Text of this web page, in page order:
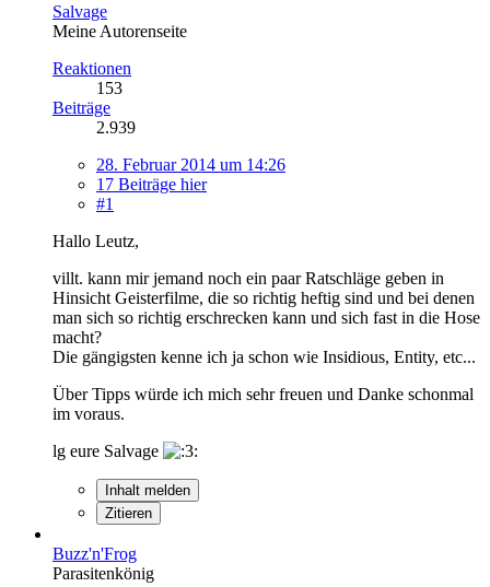
Salvage
Meine Autorenseite
Reaktionen
153
Beiträge
2.939
28. Februar 2014 um 14:26
17 Beiträge hier
#1
Hallo Leutz,
villt. kann mir jemand noch ein paar Ratschläge geben in
Hinsicht Geisterfilme, die so richtig heftig sind und bei denen
man sich so richtig erschrecken kann und sich fast in die Hose
macht?
Die gängigsten kenne ich ja schon wie Insidious, Entity, etc...
Über Tipps würde ich mich sehr freuen und Danke schonmal
im voraus.
lg eure Salvage
Inhalt melden
Zitieren
Buzz'n'Frog
Parasitenkönig